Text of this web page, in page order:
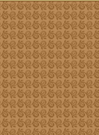
песен, удобный каталог mp3 фольклора